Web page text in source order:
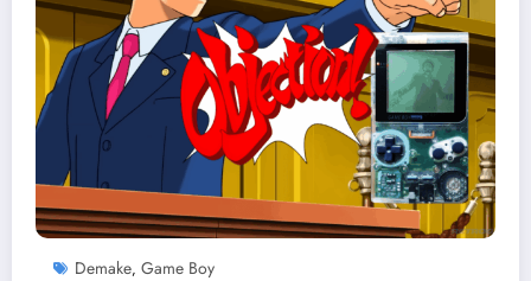
Demake, Game Boy